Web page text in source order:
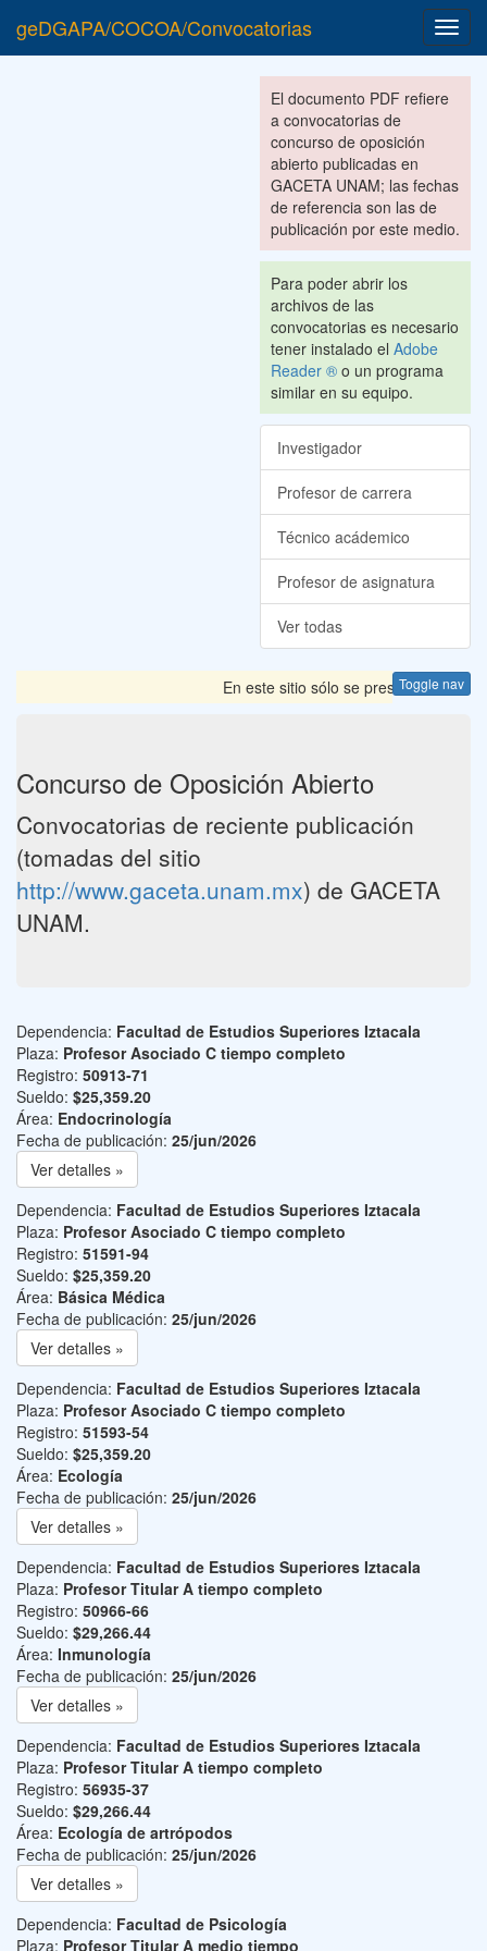
geDGAPA/COCOA/Convocatorias
El documento PDF refiere
a convocatorias de
concurso de oposición
abierto publicadas en
GACETA UNAM; las fechas
de referencia son las de
publicación por este medio.
Para poder abrir los
archivos de las
convocatorias es necesario
tener instalado el Adobe
Reader ® o un programa
similar en su equipo.
Investigador
Profesor de carrera
Técnico acádemico
Profesor de asignatura
Ver todas
Toggle nav
En este sitio sólo se presentan las
Concurso de Oposición Abierto
Convocatorias de reciente publicación
(tomadas del sitio
http://www.gaceta.unam.mx) de GACETA
UNAM.
Dependencia: Facultad de Estudios Superiores Iztacala
Plaza: Profesor Asociado C tiempo completo
Registro: 50913-71
Sueldo: $25,359.20
Área: Endocrinología
Fecha de publicación: 25/jun/2026
Ver detalles »
Dependencia: Facultad de Estudios Superiores Iztacala
Plaza: Profesor Asociado C tiempo completo
Registro: 51591-94
Sueldo: $25,359.20
Área: Básica Médica
Fecha de publicación: 25/jun/2026
Ver detalles »
Dependencia: Facultad de Estudios Superiores Iztacala
Plaza: Profesor Asociado C tiempo completo
Registro: 51593-54
Sueldo: $25,359.20
Área: Ecología
Fecha de publicación: 25/jun/2026
Ver detalles »
Dependencia: Facultad de Estudios Superiores Iztacala
Plaza: Profesor Titular A tiempo completo
Registro: 50966-66
Sueldo: $29,266.44
Área: Inmunología
Fecha de publicación: 25/jun/2026
Ver detalles »
Dependencia: Facultad de Estudios Superiores Iztacala
Plaza: Profesor Titular A tiempo completo
Registro: 56935-37
Sueldo: $29,266.44
Área: Ecología de artrópodos
Fecha de publicación: 25/jun/2026
Ver detalles »
Dependencia: Facultad de Psicología
Plaza: Profesor Titular A medio tiempo